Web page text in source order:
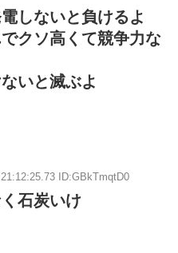
しないと負けるよ
クソ高くて競争力な
いと滅ぶよ
ID:GBkTmqtD0
石炭いけ